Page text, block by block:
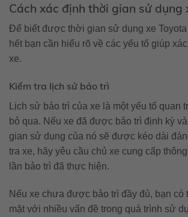
Cách xác định thời gian sử dụng
Để biết được thời gian sử dụng xe
hết bạn cần hiểu rõ về các yếu tố giúp
xe.
Kiểm tra lịch sử bảo trì
Lịch sử bảo trì của xe là một yếu tố quan
bỏ qua. Nếu xe đã được bảo trì định kỳ
gian sử dụng của nó sẽ được kéo dài
tra xe, hãy yêu cầu chủ xe cung cấp
lần bảo trì đã thực hiện.
Nếu xe chưa được bảo trì đầy đủ, bạn có
mặt với nhiều vấn đề trong quá trình sử